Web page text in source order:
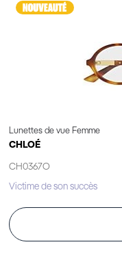
Lunettes de vue Femme
CHLOÉ
CH0367O
Victime de son succès